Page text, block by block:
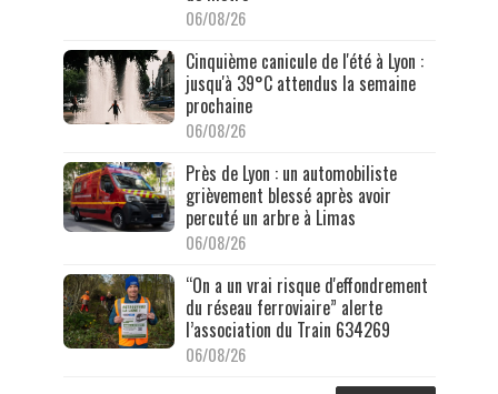
06/08/26
Cinquième canicule de l'été à Lyon :
jusqu'à 39°C attendus la semaine
prochaine
06/08/26
Près de Lyon : un automobiliste
grièvement blessé après avoir
percuté un arbre à Limas
06/08/26
“On a un vrai risque d'effondrement
du réseau ferroviaire” alerte
l’association du Train 634269
06/08/26